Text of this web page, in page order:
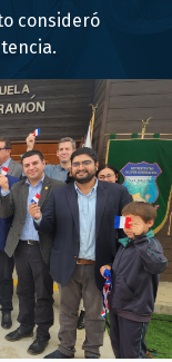
consideró